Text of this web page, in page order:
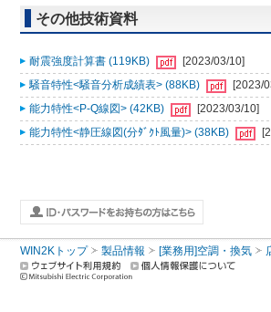
その他技術資料
耐震強度計算書 (119KB)
[2023/03/10]
騒音特性<騒音分析成績表> (88KB)
[2023/
能力特性<P-Q線図> (42KB)
[2023/03/10]
能力特性<静圧線図(分ﾀﾞｸﾄ風量)> (38KB)
WIN2Kトップ 製品情報 [業務用]空調・換気